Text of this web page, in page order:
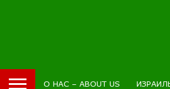
О НАС – ABOUT US